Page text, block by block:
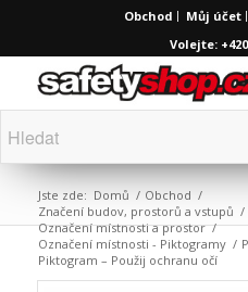
Obchod Můj účet
Volejte: +420
Jste zde: Domů / Obchod /
Značení budov, prostorů a vstupů /
Označení místnosti a prostor /
Označení místnosti - Piktogramy /
Piktogram – Použij ochranu očí